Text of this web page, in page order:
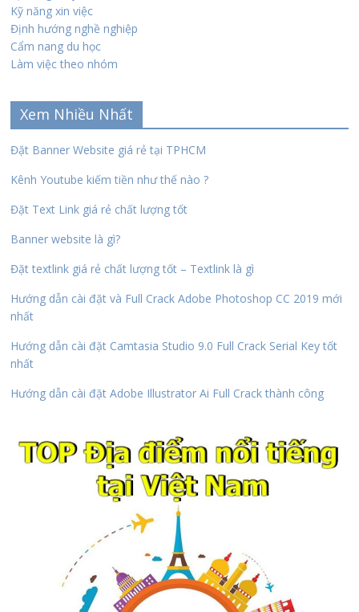
Kỹ năng xin việc
Định hướng nghề nghiệp
Cẩm nang du học
Làm việc theo nhóm
Xem Nhiều Nhất
Đặt Banner Website giá rẻ tại TPHCM
Kênh Youtube kiếm tiền như thế nào ?
Đặt Text Link giá rẻ chất lượng tốt
Banner website là gì?
Đặt textlink giá rẻ chất lượng tốt – Textlink là gì
Hướng dẫn cài đặt và Full Crack Adobe Photoshop CC 2019 mới
nhất
Hướng dẫn cài đặt Camtasia Studio 9.0 Full Crack Serial Key tốt
nhất
Hướng dẫn cài đặt Adobe Illustrator Ai Full Crack thành công